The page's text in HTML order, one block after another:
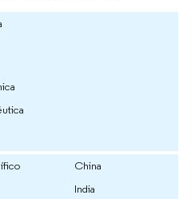
China
India